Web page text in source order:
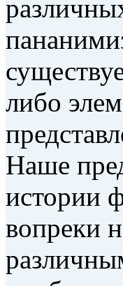
либо
Наше
истории
вопреки